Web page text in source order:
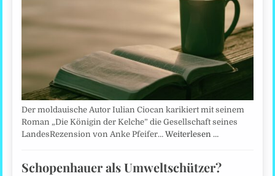
Der moldauische Autor Iulian Ciocan karikiert mit seinem
Roman „Die Königin der Kelche” die Gesellschaft seines
LandesRezension von Anke Pfeifer…Weiterlesen …
Schopenhauer als Umweltschützer?